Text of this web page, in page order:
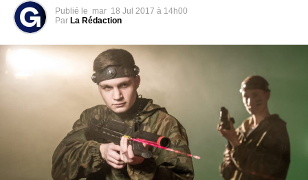
Publié le mar 18 Jul 2017 à 14h00
Par La Rédaction